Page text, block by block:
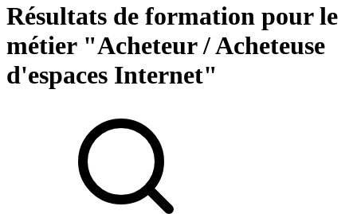
Résultats de formation pour le
métier "Acheteur / Acheteuse
d'espaces Internet"